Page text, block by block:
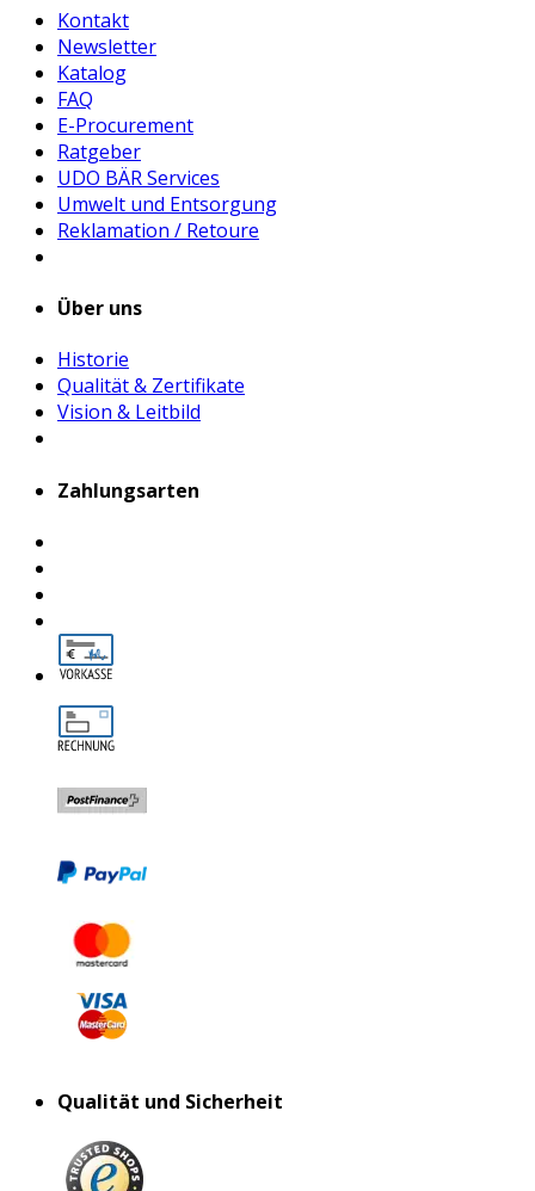
Kontakt
Newsletter
Katalog
FAQ
E-Procurement
Ratgeber
UDO BÄR Services
Umwelt und Entsorgung
Reklamation / Retoure
Über uns
Historie
Qualität & Zertifikate
Vision & Leitbild
Zahlungsarten
Qualität und Sicherheit